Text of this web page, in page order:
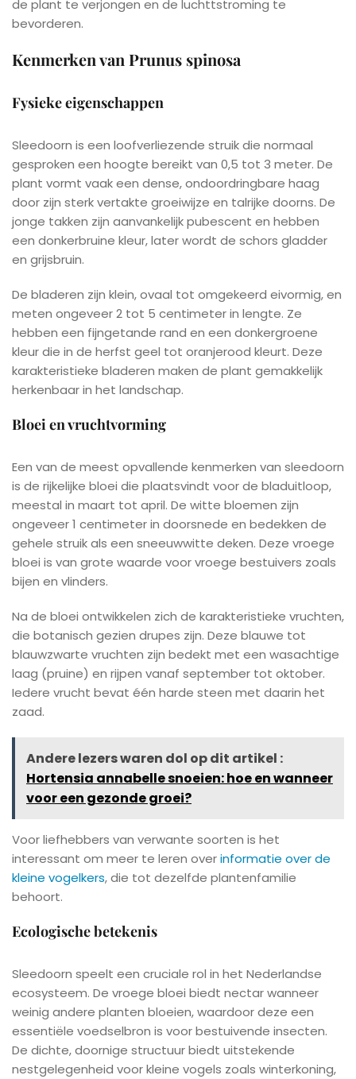
de plant te verjongen en de luchttstroming te
bevorderen.
Kenmerken van Prunus spinosa
Fysieke eigenschappen
Sleedoorn is een loofverliezende struik die normaal
gesproken een hoogte bereikt van 0,5 tot 3 meter. De
plant vormt vaak een dense, ondoordringbare haag
door zijn sterk vertakte groeiwijze en talrijke doorns. De
jonge takken zijn aanvankelijk pubescent en hebben
een donkerbruine kleur, later wordt de schors gladder
en grijsbruin.
De bladeren zijn klein, ovaal tot omgekeerd eivormig, en
meten ongeveer 2 tot 5 centimeter in lengte. Ze
hebben een fijngetande rand en een donkergroene
kleur die in de herfst geel tot oranjerood kleurt. Deze
karakteristieke bladeren maken de plant gemakkelijk
herkenbaar in het landschap.
Bloei en vruchtvorming
Een van de meest opvallende kenmerken van sleedoorn
is de rijkelijke bloei die plaatsvindt voor de bladuitloop,
meestal in maart tot april. De witte bloemen zijn
ongeveer 1 centimeter in doorsnede en bedekken de
gehele struik als een sneeuwwitte deken. Deze vroege
bloei is van grote waarde voor vroege bestuivers zoals
bijen en vlinders.
Na de bloei ontwikkelen zich de karakteristieke vruchten,
die botanisch gezien drupes zijn. Deze blauwe tot
blauwzwarte vruchten zijn bedekt met een wasachtige
laag (pruine) en rijpen vanaf september tot oktober.
Iedere vrucht bevat één harde steen met daarin het
zaad.
Andere lezers waren dol op dit artikel :
Hortensia annabelle snoeien: hoe en wanneer
voor een gezonde groei?
Voor liefhebbers van verwante soorten is het
interessant om meer te leren overinformatie over de
kleine vogelkers, die tot dezelfde plantenfamilie
behoort.
Ecologische betekenis
Sleedoorn speelt een cruciale rol in het Nederlandse
ecosysteem. De vroege bloei biedt nectar wanneer
weinig andere planten bloeien, waardoor deze een
essentiële voedselbron is voor bestuivende insecten.
De dichte, doornige structuur biedt uitstekende
nestgelegenheid voor kleine vogels zoals winterkoning,